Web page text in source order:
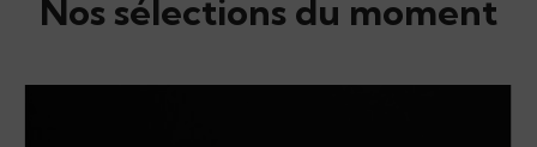
Nos sélections du moment